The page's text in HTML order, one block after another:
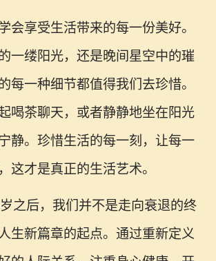
会享受生活带来的每一份美好。
一缕阳光，还是晚间星空中的璀
每一种细节都值得我们去珍惜。
喝茶聊天，或者静静地坐在阳光
静。珍惜生活的每一刻，让每一
这才是真正的生活艺术。
之后，我们并不是走向衰退的终
生新篇章的起点。通过重新定义